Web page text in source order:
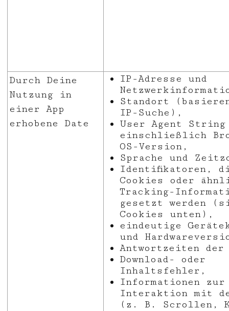
Durch Deine
Nutzung in
einer App
erhobene Date
IP-Adresse und
Standort
IP-Suche),
User Agent String
einschließlich
OS-Version,
Sprache und
Identifikatoren,
Cookies oder
Tracking-
gesetzt werden
Cookies unten),
eindeutige
und
Antwortzeiten
Download- oder
Inhaltsfehler,
Informationen zur
Interaktion mit
(z. B. Scrollen,